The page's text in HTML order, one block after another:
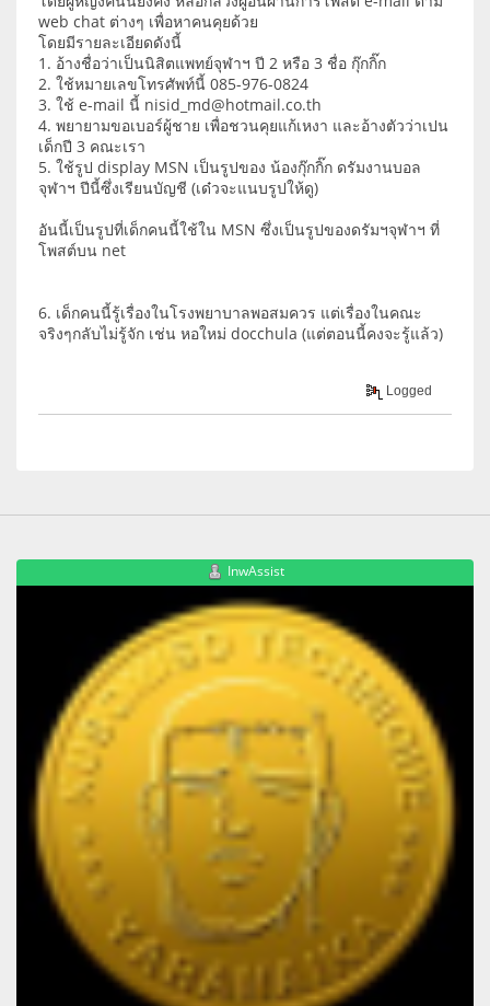
web chat ต่างๆ เพื่อหาคนคุยด้วย
โดยมีรายละเอียดดังนี้
1. อ้างชื่อว่าเป็นนิสิตแพทย์จุฬาฯ ปี 2 หรือ 3 ชื่อ กุ๊กกิ๊ก
2. ใช้หมายเลขโทรศัพท์นี้ 085-976-0824
3. ใช้ e-mail นี้ nisid_md@hotmail.co.th
4. พยายามขอเบอร์ผู้ชาย เพื่อชวนคุยแก้เหงา และอ้างตัวว่าเปน
เด็กปี 3 คณะเรา
5. ใช้รูป display MSN เป็นรูปของ น้องกุ๊กกิ๊ก ดรัมงานบอล
จุฬาฯ ปีนี้ซึ่งเรียนบัญชี (เด๋วจะแนบรูปให้ดู)
อันนี้เป็นรูปที่เด็กคนนี้ใช้ใน MSN ซึ่งเป็นรูปของดรัมฯจุฬาฯ ที่
โพสต์บน net
6. เด็กคนนี้รู้เรื่องในโรงพยาบาลพอสมควร แต่เรื่องในคณะ
จริงๆกลับไม่รู้จัก เช่น หอใหม่ docchula (แต่ตอนนี้คงจะรู้แล้ว)
Logged
InwAssist